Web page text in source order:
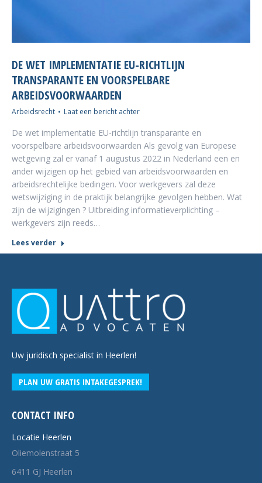
DE WET IMPLEMENTATIE EU-RICHTLIJN
TRANSPARANTE EN VOORSPELBARE
ARBEIDSVOORWAARDEN
Arbeidsrecht Laat een bericht achter
De wet implementatie EU-richtlijn transparante en
voorspelbare arbeidsvoorwaarden Als gevolg van Europese
wetgeving zal er vanaf 1 augustus 2022 in Nederland een en
ander wijzigen op het gebied van arbeidsvoorwaarden en
arbeidsrechtelijke bedingen. Voor werkgevers zal deze
wetswijziging in de praktijk belangrijke gevolgen hebben. Wat
zijn de wijzigingen ? Uitbreiding informatieverplichting –
werkgevers zijn reeds…
Lees verder
Uw juridisch specialist in Heerlen!
PLAN UW GRATIS INTAKEGESPREK!
CONTACT INFO
Locatie Heerlen
Oliemolenstraat 5
6411 GJ Heerlen